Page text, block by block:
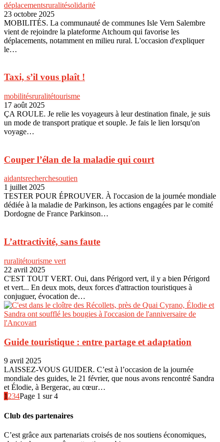
déplacementsruralitésolidarité
23 octobre 2025
MOBILITÉS. La communauté de communes Isle Vern Salembre
vient de rejoindre la plateforme Atchoum qui favorise les
déplacements, notamment en milieu rural. L'occasion d'expliquer
le…
Taxi, s’il vous plaît !
mobilitésruralitétourisme
17 août 2025
ÇA ROULE. Je relie les voyageurs à leur destination finale, je suis
un mode de transport pratique et souple. Je fais le lien lorsqu'on
voyage…
Couper l’élan de la maladie qui court
aidantsrecherchesoutien
1 juillet 2025
TESTER POUR ÉPROUVER. À l'occasion de la journée mondiale
dédiée à la maladie de Parkinson, les actions engagées par le comité
Dordogne de France Parkinson…
L’attractivité, sans faute
ruralitétourisme vert
22 avril 2025
C'EST TOUT VERT. Oui, dans Périgord vert, il y a bien Périgord
et vert... En deux mots, deux forces d'attraction touristiques à
conjuguer, évocation de…
Guide touristique : entre partage et adaptation
9 avril 2025
LAISSEZ-VOUS GUIDER. C’est à l’occasion de la journée
mondiale des guides, le 21 février, que nous avons rencontré Sandra
et Élodie, à Bergerac, au cœur…
1 234Page 1 sur 4
Club des partenaires
C’est grâce aux partenariats croisés de nos soutiens économiques,